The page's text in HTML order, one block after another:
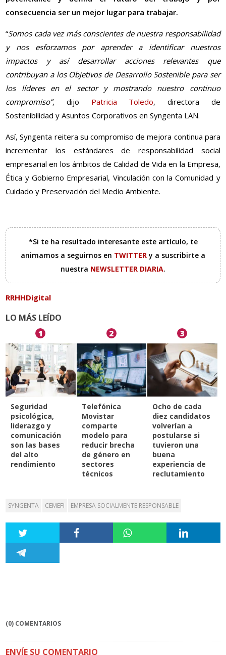
consecuencia ser un mejor lugar para trabajar.
“Somos cada vez más conscientes de nuestra responsabilidad
y nos esforzamos por aprender a identificar nuestros
impactos y así desarrollar acciones relevantes que
contribuyan a los Objetivos de Desarrollo Sostenible para ser
los líderes en el sector y mostrando nuestro continuo
compromiso”, dijo Patricia Toledo, directora de
Sostenibilidad y Asuntos Corporativos en Syngenta LAN.
Así, Syngenta reitera su compromiso de mejora continua para
incrementar los estándares de responsabilidad social
empresarial en los ámbitos de Calidad de Vida en la Empresa,
Ética y Gobierno Empresarial, Vinculación con la Comunidad y
Cuidado y Preservación del Medio Ambiente.
*Si te ha resultado interesante este artículo, te
animamos a seguirnos en TWITTERy a suscribirte a
nuestra NEWSLETTER DIARIA.
RRHHDigital
LO MÁS LEÍDO
1
Seguridad
psicológica,
liderazgo y
comunicación
son las bases
del alto
rendimiento
2
Telefónica
Movistar
comparte
modelo para
reducir brecha
de género en
sectores
técnicos
3
Ocho de cada
diez candidatos
volverían a
postularse si
tuvieron una
buena
experiencia de
reclutamiento
SYNGENTA CEMEFI EMPRESA SOCIALMENTE RESPONSABLE
(0) COMENTARIOS
ENVÍE SU COMENTARIO